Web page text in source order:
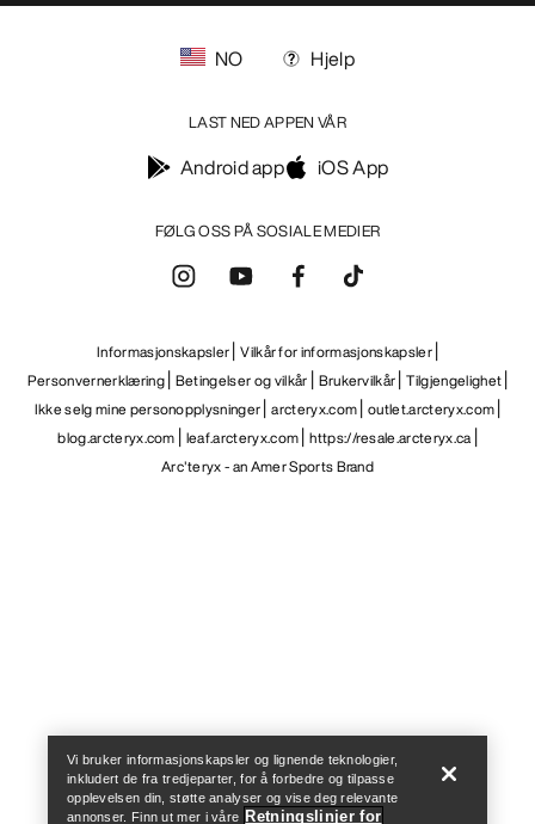
Help
FØLG OSS PÅ SOSIALE MEDIER
NO Hjelp
LAST NED APPEN VÅR
Android app iOS App
Informasjonskapsler Vilkår for informasjonskapsler
Personvernerklæring Betingelser og vilkår Brukervilkår Tilgjengelighet
Ikke selg mine personopplysninger arcteryx.com outlet.arcteryx.com
blog.arcteryx.com leaf.arcteryx.com https://resale.arcteryx.ca
Arc'teryx - an Amer Sports Brand
Vi bruker informasjonskapsler og lignende teknologier,
inkludert de fra tredjeparter, for å forbedre og tilpasse
opplevelsen din, støtte analyser og vise deg relevante
annonser. Finn ut mer i våre Retningslinjer for